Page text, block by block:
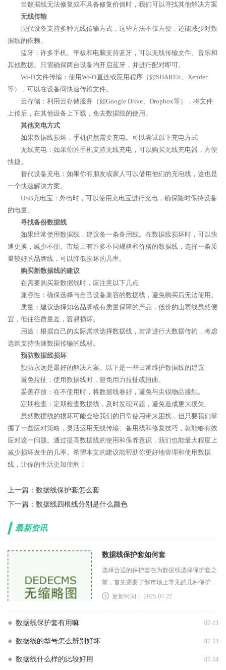
当数据线无法修复或不具备修复价值时，我们可以寻找其他解决方案
无线传输
现代设备支持多种无线传输方式，这些方法不仅方便，还能减少对数
据线的依赖。
蓝牙：许多手机、平板和电脑支持蓝牙，可以无线传输文件、音乐和
其他数据。只需确保两台设备均开启蓝牙，并进行配对即可。
Wi-Fi文件传输：使用Wi-Fi直连或应用程序（如SHAREit、Xender
等），可以在设备间快速传输文件。
云存储：利用云存储服务（如Google Drive、Dropbox等），将文件
上传后，在其他设备上下载，免去数据线的使用。
其他充电方式
如果数据线损坏，手机仍然需要充电。可以尝试以下充电方式
无线充电：如果你的手机支持无线充电，可以购买无线充电器，方便
快捷。
替代设备充电：如果你有朋友或家人可以借用他们的充电线，这也是
一个快速解决方案。
USB充电宝：外出时，可以使用充电宝进行充电，确保随时保持设备
的电量。
寻找备份数据线
如果经常使用数据线，建议备一条备用线。在数据线损坏时，可以快
速更换，减少不便。市场上有许多不同规格和价格的数据线，选择一条质
量较好的品牌线，可以降低损坏的几率。
购买新数据线的建议
在需要购买新数据线时，应注意以下几点
兼容性：确保选择与自己设备兼容的数据线，避免购买后无法使用。
质量：建议选择知名品牌或有质量保障的产品，低价的山寨线虽然便
宜，但往往质量差，容易损坏。
用途：根据自己的实际需求选择数据线，若常进行大数据传输，考虑
选购支持快速数据传输的线材。
预防数据线损坏
预防永远是最好的解决方案。以下是一些日常维护数据线的建议
避免拉扯：使用数据线时，避免用力拉扯或扭曲。
妥善存放：在不使用时，将数据线卷好，避免与尖锐物品接触。
定期检查：定期检查数据线，及时发现问题，避免造成更大损失。
虽然数据线的损坏可能会给我们的日常使用带来困扰，但只要我们掌
握了一些应对策略，灵活运用无线传输、备用线和修复技巧，就能够有效
应对这一问题。通过提高数据线的使用和保养意识，我们也能最大程度上
减少损坏发生的几率。希望本文的建议能帮助你更好地管理和使用数据
线，让你的生活更加便利！
上一篇： 数据线保护套怎么套
下一篇： 数据线四根线分别是什么颜色
最新资讯
数据线保护套如何套
选择合适的保护套在为数据线选择保护套之
前，首先需要了解市场上常见的几种保护套
类型硅胶保护套硅胶材质的保护套柔软且有
更新时间： 2025-07-22
数据线保护套有用嘛 07-13
数据线的型号怎么辨别好坏 07-13
数据线什么样的比较好用 07-14